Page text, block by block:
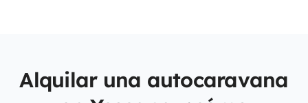
Alquilar una autocaravana